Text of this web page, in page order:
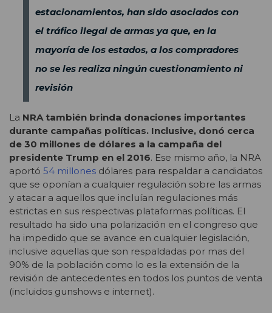
estacionamientos, han sido asociados con
el tráfico ilegal de armas ya que, en la
mayoría de los estados, a los compradores
no se les realiza ningún cuestionamiento ni
revisión
La NRA también brinda donaciones importantes
durante campañas políticas. Inclusive, donó cerca
de 30 millones de dólares a la campaña del
presidente Trump en el 2016. Ese mismo año, la NRA
aportó 54 millones dólares para respaldar a candidatos
que se oponían a cualquier regulación sobre las armas
y atacar a aquellos que incluían regulaciones más
estrictas en sus respectivas plataformas políticas. El
resultado ha sido una polarización en el congreso que
ha impedido que se avance en cualquier legislación,
inclusive aquellas que son respaldadas por mas del
90% de la población como lo es la extensión de la
revisión de antecedentes en todos los puntos de venta
(incluidos gunshows e internet).